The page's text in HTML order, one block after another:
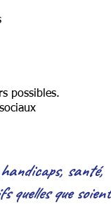
possibles.
ps, santé,
quelles que soient